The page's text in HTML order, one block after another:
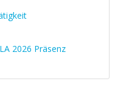
2026 Präsenz